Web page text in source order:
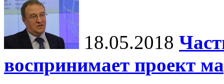
18.05.2018
воспринимает проект